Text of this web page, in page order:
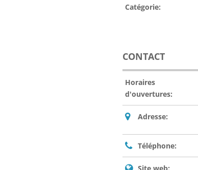
Catégorie:
CONTACT
Horaires
d'ouvertures:
Adresse:
Téléphone: